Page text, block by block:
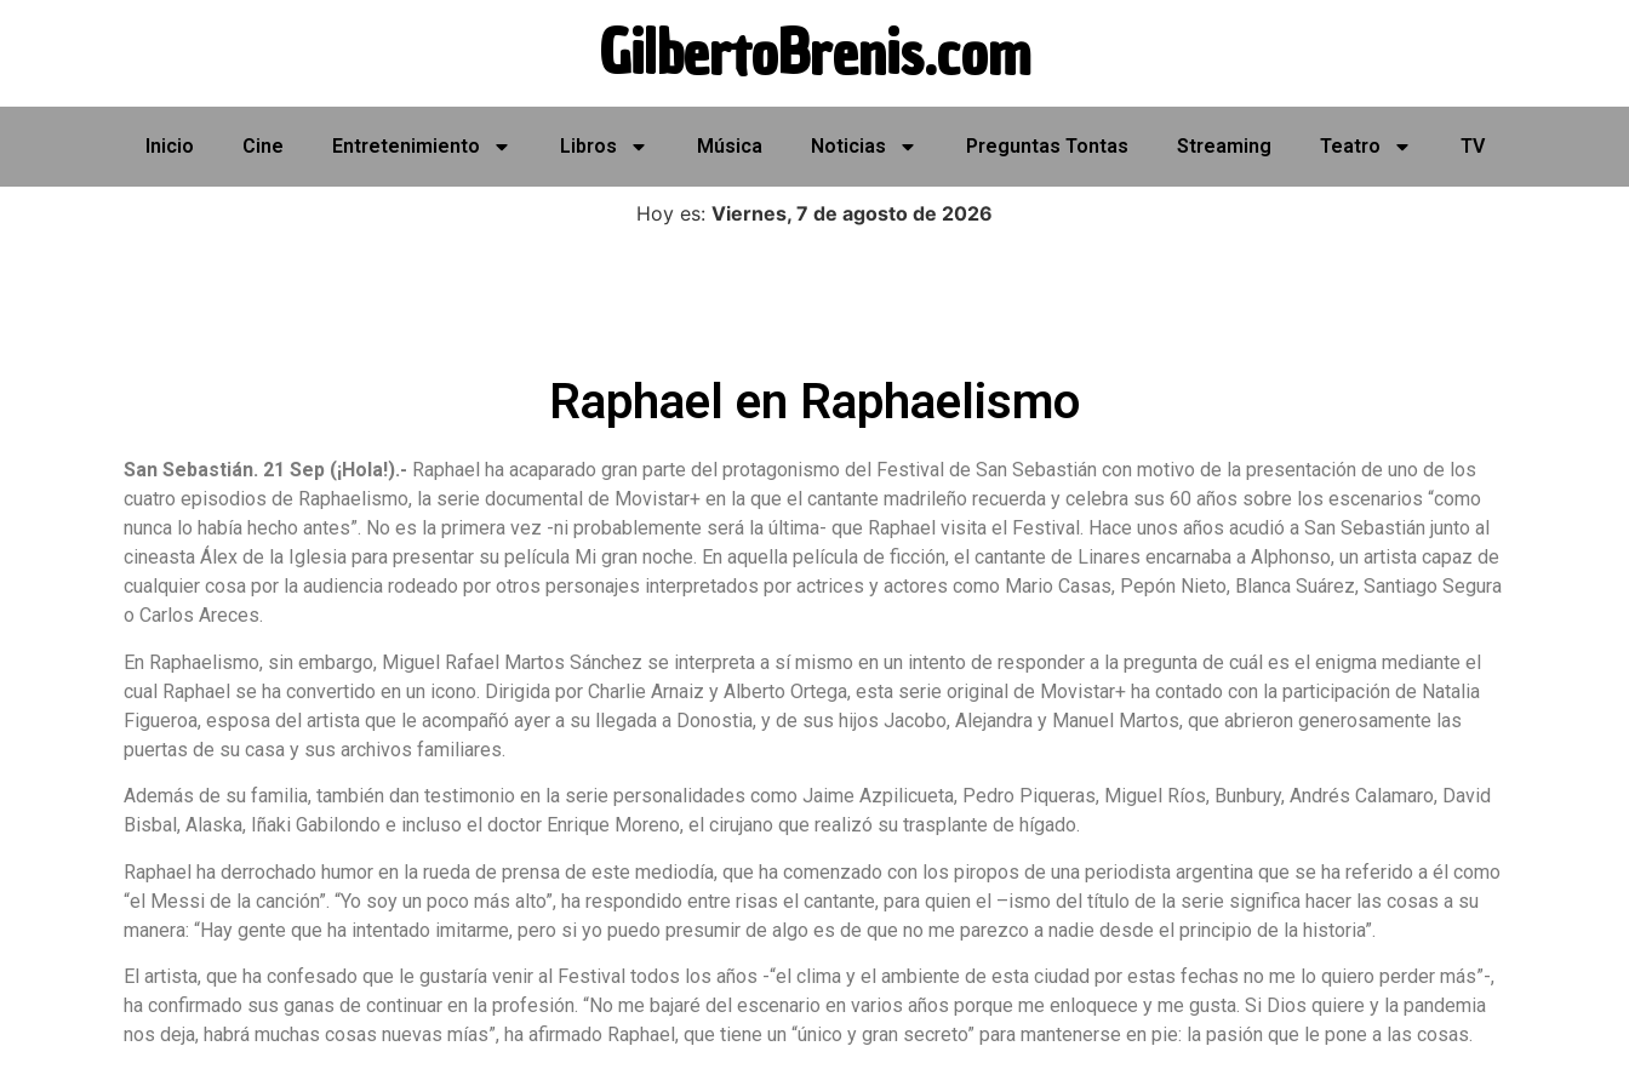
GilbertoBrenis.com
Inicio Cine Entretenimiento Libros Música Noticias Preguntas Tontas Streaming Teatro TV
Hoy es: Viernes, 7 de agosto de 2026
Raphael en Raphaelismo
San Sebastián. 21 Sep (¡Hola!).- Raphael ha acaparado gran parte del protagonismo del Festival de San Sebastián con motivo de la presentación de uno de los
cuatro episodios de Raphaelismo, la serie documental de Movistar+ en la que el cantante madrileño recuerda y celebra sus 60 años sobre los escenarios “como
nunca lo había hecho antes”. No es la primera vez -ni probablemente será la última- que Raphael visita el Festival. Hace unos años acudió a San Sebastián junto al
cineasta Álex de la Iglesia para presentar su película Mi gran noche. En aquella película de ficción, el cantante de Linares encarnaba a Alphonso, un artista capaz de
cualquier cosa por la audiencia rodeado por otros personajes interpretados por actrices y actores como Mario Casas, Pepón Nieto, Blanca Suárez, Santiago Segura
o Carlos Areces.
En Raphaelismo, sin embargo, Miguel Rafael Martos Sánchez se interpreta a sí mismo en un intento de responder a la pregunta de cuál es el enigma mediante el
cual Raphael se ha convertido en un icono. Dirigida por Charlie Arnaiz y Alberto Ortega, esta serie original de Movistar+ ha contado con la participación de Natalia
Figueroa, esposa del artista que le acompañó ayer a su llegada a Donostia, y de sus hijos Jacobo, Alejandra y Manuel Martos, que abrieron generosamente las
puertas de su casa y sus archivos familiares.
Además de su familia, también dan testimonio en la serie personalidades como Jaime Azpilicueta, Pedro Piqueras, Miguel Ríos, Bunbury, Andrés Calamaro, David
Bisbal, Alaska, Iñaki Gabilondo e incluso el doctor Enrique Moreno, el cirujano que realizó su trasplante de hígado.
Raphael ha derrochado humor en la rueda de prensa de este mediodía, que ha comenzado con los piropos de una periodista argentina que se ha referido a él como
“el Messi de la canción”. “Yo soy un poco más alto”, ha respondido entre risas el cantante, para quien el –ismo del título de la serie significa hacer las cosas a su
manera: “Hay gente que ha intentado imitarme, pero si yo puedo presumir de algo es de que no me parezco a nadie desde el principio de la historia”.
El artista, que ha confesado que le gustaría venir al Festival todos los años -“el clima y el ambiente de esta ciudad por estas fechas no me lo quiero perder más”-,
ha confirmado sus ganas de continuar en la profesión. “No me bajaré del escenario en varios años porque me enloquece y me gusta. Si Dios quiere y la pandemia
nos deja, habrá muchas cosas nuevas mías”, ha afirmado Raphael, que tiene un “único y gran secreto” para mantenerse en pie: la pasión que le pone a las cosas.